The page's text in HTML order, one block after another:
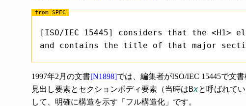
[ISO/IEC 15445] considers that the <H1>
and contains the title of that major
1997年2月の文書[N1898]では、編集者がISO/IEC 15445で文
見出し要素とセクションボディ要素（当時はBxと呼ばれて
して、明確に構造を示す「フル構造化」です。